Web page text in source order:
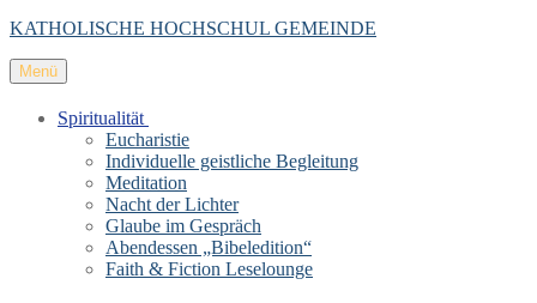
KATHOLISCHE HOCHSCHUL GEMEINDE
Menü
Spiritualität
Eucharistie
Individuelle geistliche Begleitung
Meditation
Nacht der Lichter
Glaube im Gespräch
Abendessen „Bibeledition“
Faith & Fiction Leselounge